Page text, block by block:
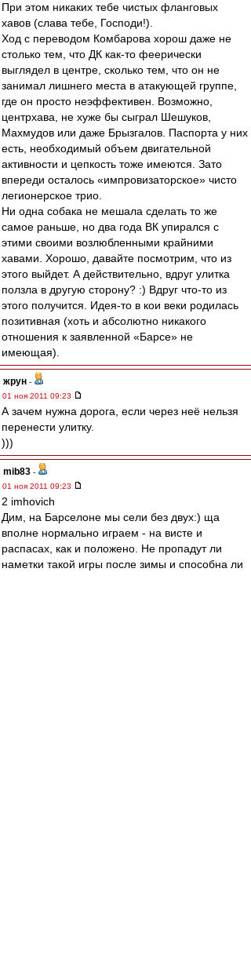
При этом никаких тебе чистых фланговых
хавов (слава тебе, Господи!).
Ход с переводом Комбарова хорош даже не
столько тем, что ДК как-то феерически
выглядел в центре, сколько тем, что он не
занимал лишнего места в атакующей группе,
где он просто неэффективен. Возможно,
центрхава, не хуже бы сыграл Шешуков,
Махмудов или даже Брызгалов. Паспорта у них
есть, необходимый объем двигательной
активности и цепкость тоже имеются. Зато
впереди осталось «импровизаторское» чисто
легионерское трио.
Ни одна собака не мешала сделать то же
самое раньше, но два года ВК упирался с
этими своими возлюбленными крайними
хавами. Хорошо, давайте посмотрим, что из
этого выйдет. А действительно, вдруг улитка
ползла в другую сторону? :) Вдруг что-то из
этого получится. Идея-то в кои веки родилась
позитивная (хоть и абсолютно никакого
отношения к заявленной «Барсе» не
имеющая).
жрун -
01 ноя 2011 09:23
А зачем нужна дорога, если через неё нельзя
перенести улитку.
)))
mib83 -
01 ноя 2011 09:23
2 imhovich
Дим, на Барселоне мы сели без двух:) ща
вполне нормально играем - на висте и
распасах, как и положено. Не пропадут ли
наметки такой игры после зимы и способна ли